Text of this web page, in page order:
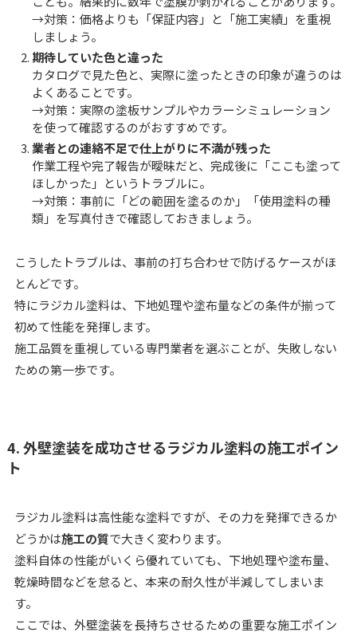
→対策：価格よりも「保証内容」と「施工実績」を重視
しましょう。
期待していた色と違った
カタログで見た色と、実際に塗ったときの印象が違うのは
よくあることです。
→対策：実際の塗板サンプルやカラーシミュレーション
を使って確認するのがおすすめです。
業者との連絡不足で仕上がりに不満が残った
作業工程や完了報告が曖昧だと、完成後に「ここも塗って
ほしかった」というトラブルに。
→対策：事前に「どの範囲を塗るのか」「使用塗料の種
類」を写真付きで確認しておきましょう。
こうしたトラブルは、事前の打ち合わせで防げるケースがほ
とんどです。
特にラジカル塗料は、下地処理や塗布量などの条件が揃って
初めて性能を発揮します。
施工品質を重視している専門業者を選ぶことが、失敗しない
ための第一歩です。
4. 外壁塗装を成功させるラジカル塗料の施工ポイン
ト
ラジカル塗料は高性能な塗料ですが、その力を発揮できるか
どうかは施工の質で大きく変わります。
塗料自体の性能がいくら優れていても、下地処理や塗布量、
乾燥時間などを怠ると、本来の耐久性が半減してしまいま
す。
ここでは、外壁塗装を長持ちさせるための重要な施工ポイン